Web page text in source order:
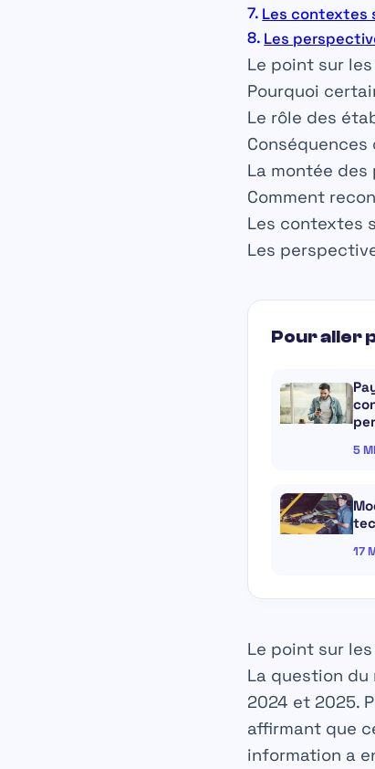
Les contextes
Les
Le point sur
Pourquoi
Le rôle des
La montée
Comment
Les contextes
Les
Pour aller
5
17
Le point sur
La question
2024 et 2025.
affirmant que
information a